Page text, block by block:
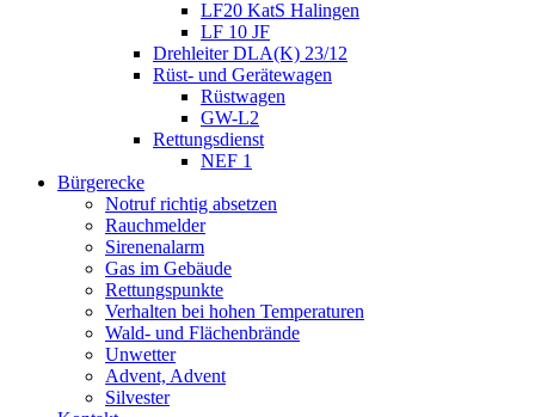
LF20 KatS Halingen
LF 10 JF
Drehleiter DLA(K) 23/12
Rüst- und Gerätewagen
Rüstwagen
GW-L2
Rettungsdienst
NEF 1
Bürgerecke
Notruf richtig absetzen
Rauchmelder
Sirenenalarm
Gas im Gebäude
Rettungspunkte
Verhalten bei hohen Temperaturen
Wald- und Flächenbrände
Unwetter
Advent, Advent
Silvester